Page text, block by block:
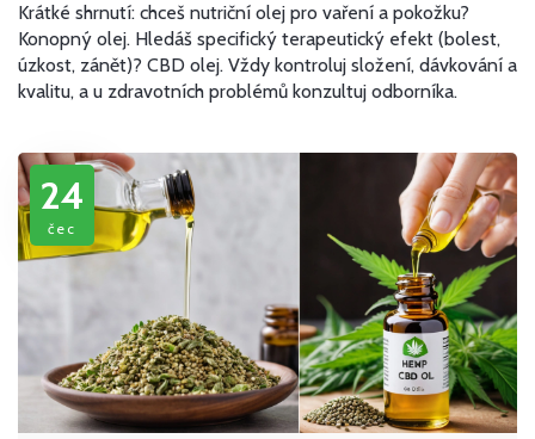
Krátké shrnutí: chceš nutriční olej pro vaření a pokožku?
Konopný olej. Hledáš specifický terapeutický efekt (bolest,
úzkost, zánět)? CBD olej. Vždy kontroluj složení, dávkování a
kvalitu, a u zdravotních problémů konzultuj odborníka.
24
čec